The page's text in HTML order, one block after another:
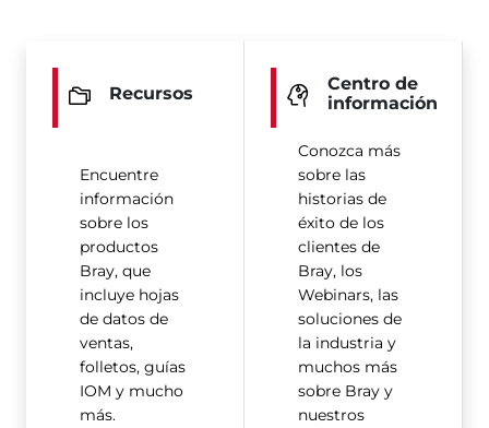
Recursos
Encuentre
información
sobre los
productos
Bray, que
incluye hojas
de datos de
ventas,
folletos, guías
IOM y mucho
más.
Centro de
información
Conozca más
sobre las
historias de
éxito de los
clientes de
Bray, los
Webinars, las
soluciones de
la industria y
muchos más
sobre Bray y
nuestros